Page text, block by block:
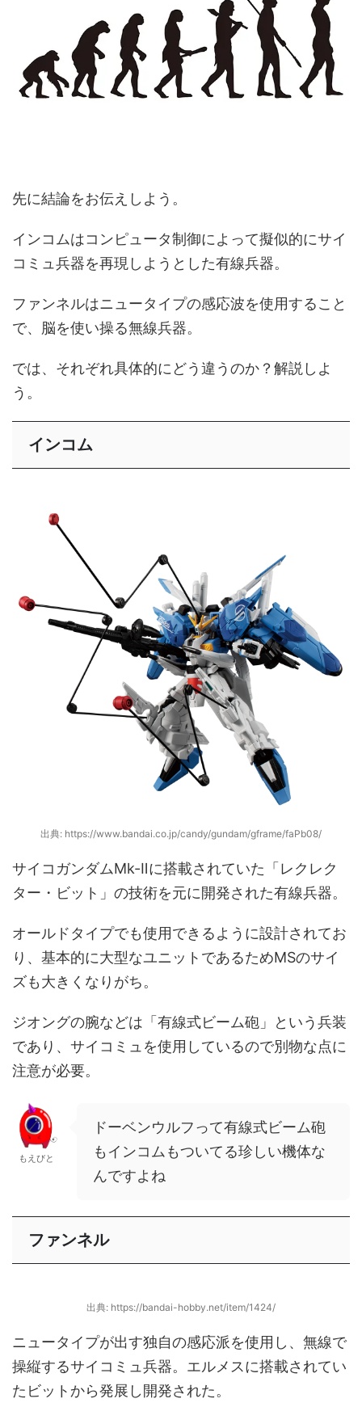
先に結論をお伝えしよう。
インコムはコンピュータ制御によって擬似的にサイ
コミュ兵器を再現しようとした有線兵器。
ファンネルはニュータイプの感応波を使用すること
で、脳を使い操る無線兵器。
では、それぞれ具体的にどう違うのか？解説しよ
う。
インコム
出典: https://www.bandai.co.jp/candy/gundam/gframe/faPb08/
サイコガンダムMk-Ⅱに搭載されていた「レクレク
ター・ビット」の技術を元に開発された有線兵器。
オールドタイプでも使用できるように設計されてお
り、基本的に大型なユニットであるためMSのサイ
ズも大きくなりがち。
ジオングの腕などは「有線式ビーム砲」という兵装
であり、サイコミュを使用しているので別物な点に
注意が必要。
もえびと
ドーベンウルフって有線式ビーム砲
もインコムもついてる珍しい機体な
んですよね
ファンネル
出典: https://bandai-hobby.net/item/1424/
ニュータイプが出す独自の感応派を使用し、無線で
操縦するサイコミュ兵器。エルメスに搭載されてい
たビットから発展し開発された。